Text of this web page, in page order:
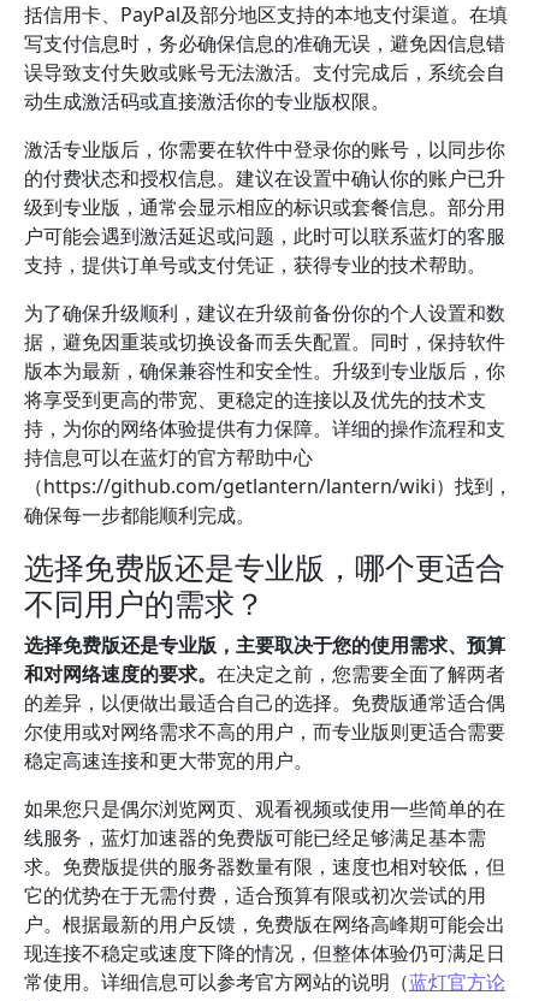
括信用卡、PayPal及部分地区支持的本地支付渠道。在填
写支付信息时，务必确保信息的准确无误，避免因信息错
误导致支付失败或账号无法激活。支付完成后，系统会自
动生成激活码或直接激活你的专业版权限。
激活专业版后，你需要在软件中登录你的账号，以同步你
的付费状态和授权信息。建议在设置中确认你的账户已升
级到专业版，通常会显示相应的标识或套餐信息。部分用
户可能会遇到激活延迟或问题，此时可以联系蓝灯的客服
支持，提供订单号或支付凭证，获得专业的技术帮助。
为了确保升级顺利，建议在升级前备份你的个人设置和数
据，避免因重装或切换设备而丢失配置。同时，保持软件
版本为最新，确保兼容性和安全性。升级到专业版后，你
将享受到更高的带宽、更稳定的连接以及优先的技术支
持，为你的网络体验提供有力保障。详细的操作流程和支
持信息可以在蓝灯的官方帮助中心
（https://github.com/getlantern/lantern/wiki）找到，
确保每一步都能顺利完成。
选择免费版还是专业版，哪个更适合
不同用户的需求？
选择免费版还是专业版，主要取决于您的使用需求、预算
和对网络速度的要求。 在决定之前，您需要全面了解两者
的差异，以便做出最适合自己的选择。免费版通常适合偶
尔使用或对网络需求不高的用户，而专业版则更适合需要
稳定高速连接和更大带宽的用户。
如果您只是偶尔浏览网页、观看视频或使用一些简单的在
线服务，蓝灯加速器的免费版可能已经足够满足基本需
求。免费版提供的服务器数量有限，速度也相对较低，但
它的优势在于无需付费，适合预算有限或初次尝试的用
户。根据最新的用户反馈，免费版在网络高峰期可能会出
现连接不稳定或速度下降的情况，但整体体验仍可满足日
常使用。详细信息可以参考官方网站的说明（蓝灯官方论